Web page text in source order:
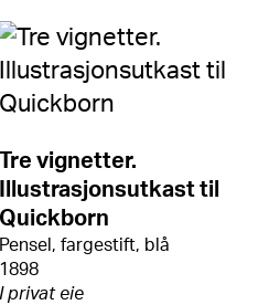
Tre vignetter.
Illustrasjonsutkast til
Quickborn
Pensel, fargestift, blå
1898
I privat eie